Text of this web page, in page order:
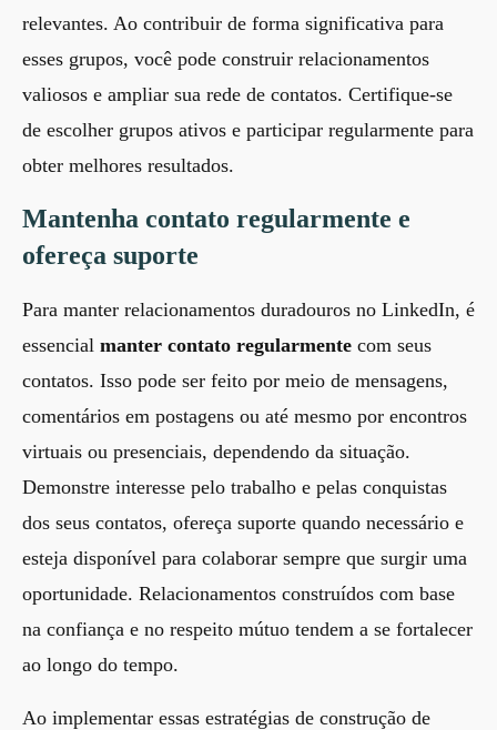
relevantes. Ao contribuir de forma significativa para
esses grupos, você pode construir relacionamentos
valiosos e ampliar sua rede de contatos. Certifique-se
de escolher grupos ativos e participar regularmente para
obter melhores resultados.
Mantenha contato regularmente e
ofereça suporte
Para manter relacionamentos duradouros no LinkedIn, é
essencial manter contato regularmente com seus
contatos. Isso pode ser feito por meio de mensagens,
comentários em postagens ou até mesmo por encontros
virtuais ou presenciais, dependendo da situação.
Demonstre interesse pelo trabalho e pelas conquistas
dos seus contatos, ofereça suporte quando necessário e
esteja disponível para colaborar sempre que surgir uma
oportunidade. Relacionamentos construídos com base
na confiança e no respeito mútuo tendem a se fortalecer
ao longo do tempo.
Ao implementar essas estratégias de construção de